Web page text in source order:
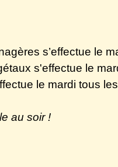
s’effectue le
s'effectue le
le mardi tous
au soir !